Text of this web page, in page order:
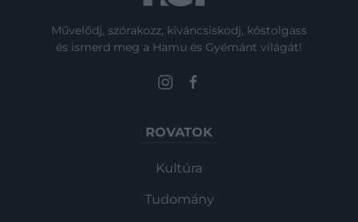
Művelődj, szórakozz, kíváncsiskodj, kóstolgass
és ismerd meg a Hamu és Gyémánt világát!
ROVATOK
Kultúra
Tudomány